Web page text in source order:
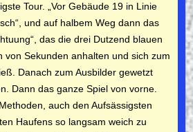
Tour. „Vor Gebäude 19 in Linie
und auf halbem Weg dann das
das die drei Dutzend blauen
von Sekunden anhalten und sich zum
Danach zum Ausbilder gewetzt
Dann das ganze Spiel von vorne.
auch den Aufsässigsten
Hau­fens so langsam weich zu